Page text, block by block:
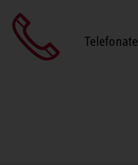
Telefonate